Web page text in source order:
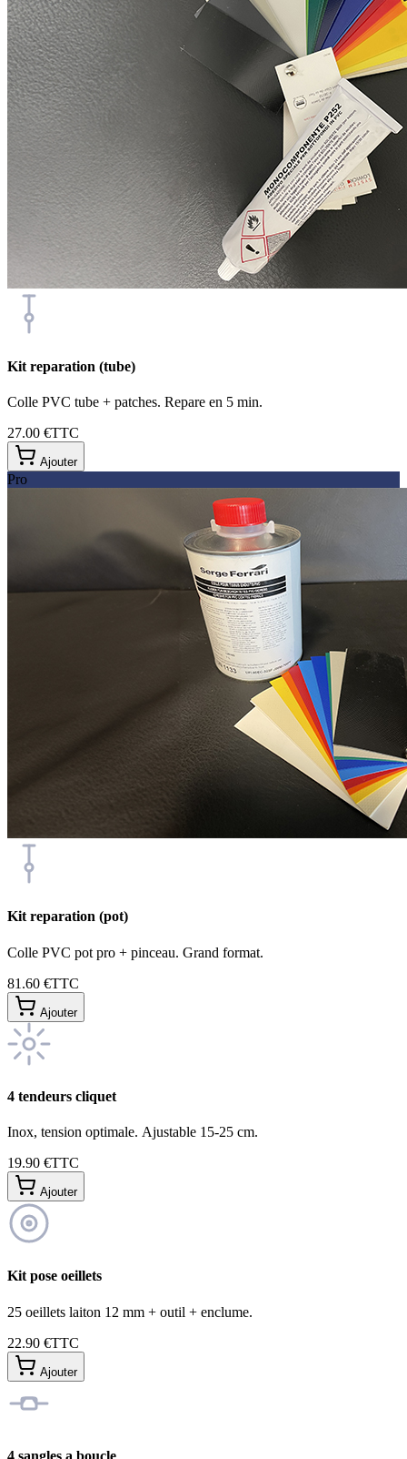
Kit reparation (tube)
Colle PVC tube + patches. Repare en 5 min.
27.00 €TTC
Ajouter
Pro
Kit reparation (pot)
Colle PVC pot pro + pinceau. Grand format.
81.60 €TTC
Ajouter
4 tendeurs cliquet
Inox, tension optimale. Ajustable 15-25 cm.
19.90 €TTC
Ajouter
Kit pose oeillets
25 oeillets laiton 12 mm + outil + enclume.
22.90 €TTC
Ajouter
4 sangles a boucle